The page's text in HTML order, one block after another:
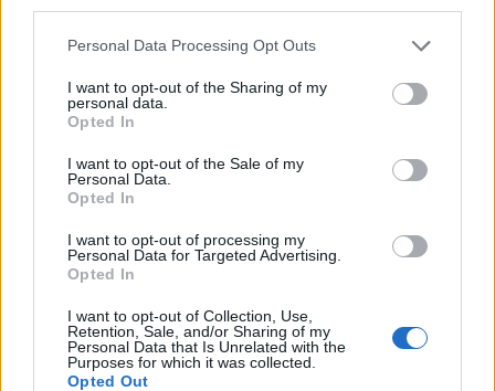
Personal Data Processing Opt Outs
I want to opt-out of the Sharing of my
personal data.
Opted In
I want to opt-out of the Sale of my
Personal Data.
Opted In
I want to opt-out of processing my
Personal Data for Targeted Advertising.
Opted In
I want to opt-out of Collection, Use,
Retention, Sale, and/or Sharing of my
Personal Data that Is Unrelated with the
Purposes for which it was collected.
Opted Out
31 de juliol de 2026
Carrega més